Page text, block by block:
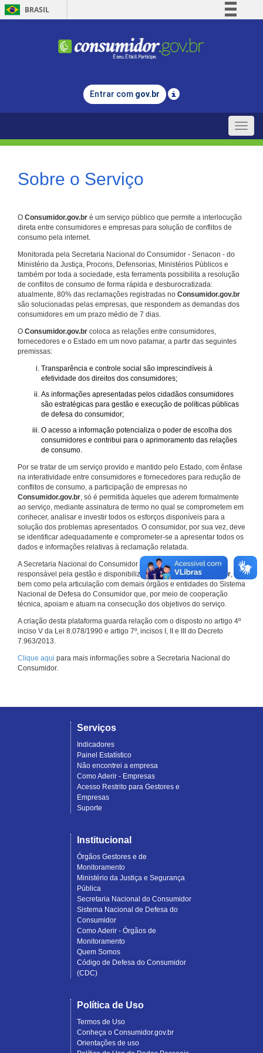
BRASIL
Comunica BR
Legislação
Entrar com gov.br
Toggle
Sobre o Serviço
O Consumidor.gov.br é um serviço público que permite a interlocução
direta entre consumidores e empresas para solução de conflitos de
consumo pela internet.
Monitorada pela Secretaria Nacional do Consumidor - Senacon - do
Ministério da Justiça, Procons, Defensorias, Ministérios Públicos e
também por toda a sociedade, esta ferramenta possibilita a resolução
de conflitos de consumo de forma rápida e desburocratizada:
atualmente, 80% das reclamações registradas no Consumidor.gov.br
são solucionadas pelas empresas, que respondem as demandas dos
consumidores em um prazo médio de 7 dias.
O Consumidor.gov.br coloca as relações entre consumidores,
fornecedores e o Estado em um novo patamar, a partir das seguintes
premissas:
Transparência e controle social são imprescindíveis à
efetividade dos direitos dos consumidores;
As informações apresentadas pelos cidadãos consumidores
são estratégicas para gestão e execução de políticas públicas
de defesa do consumidor;
O acesso a informação potencializa o poder de escolha dos
consumidores e contribui para o aprimoramento das relações
de consumo.
Por se tratar de um serviço provido e mantido pelo Estado, com ênfase
na interatividade entre consumidores e fornecedores para redução de
conflitos de consumo, a participação de empresas no
Consumidor.gov.br, só é permitida àqueles que aderem formalmente
ao serviço, mediante assinatura de termo no qual se comprometem em
conhecer, analisar e investir todos os esforços disponíveis para a
solução dos problemas apresentados. O consumidor, por sua vez, deve
se identificar adequadamente e comprometer-se a apresentar todos os
dados e informações relativas à reclamação relatada.
A Secretaria Nacional do Consumidor do Ministério da Justiça é a
responsável pela gestão e disponibilização doConsumidor.gov.br,
bem como pela articulação com demais órgãos e entidades do Sistema
Nacional de Defesa do Consumidor que, por meio de cooperação
técnica, apoiam e atuam na consecução dos objetivos do serviço.
A criação desta plataforma guarda relação com o disposto no artigo 4º
inciso V da Lei 8.078/1990 e artigo 7º, incisos I, II e III do Decreto
7.963/2013.
Clique aqui para mais informações sobre a Secretaria Nacional do
Consumidor.
Serviços
Indicadores
Painel Estatístico
Não encontrei a empresa
Como Aderir - Empresas
Acesso Restrito para Gestores e
Empresas
Suporte
Institucional
Órgãos Gestores e de
Monitoramento
Ministério da Justiça e Segurança
Pública
Secretaria Nacional do Consumidor
Sistema Nacional de Defesa do
Consumidor
Como Aderir - Órgãos de
Monitoramento
Quem Somos
Código de Defesa do Consumidor
(CDC)
Política de Uso
Termos de Uso
Conheça o Consumidor.gov.br
Orientações de uso